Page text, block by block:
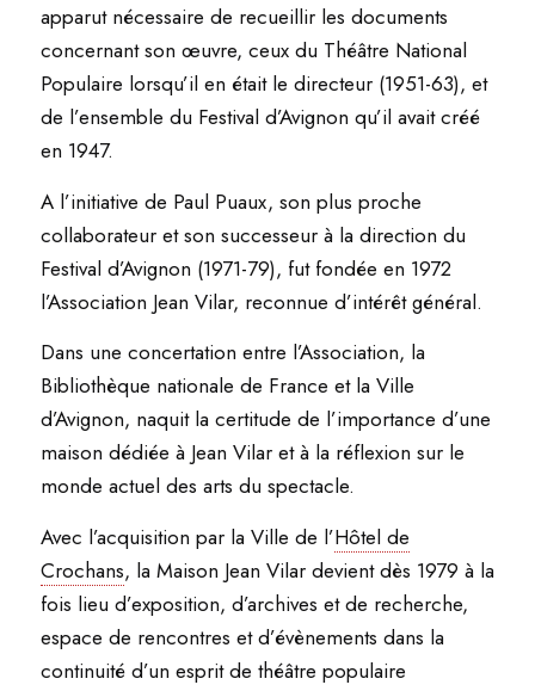
apparut nécessaire de recueillir les documents
concernant son œuvre, ceux du Théâtre National
Populaire lorsqu’il en était le directeur (1951-63), et
de l’ensemble du Festival d’Avignon qu’il avait créé
en 1947.
A l’initiative de Paul Puaux, son plus proche
collaborateur et son successeur à la direction du
Festival d’Avignon (1971-79), fut fondée en 1972
l’Association Jean Vilar, reconnue d’intérêt général.
Dans une concertation entre l’Association, la
Bibliothèque nationale de France et la Ville
d’Avignon, naquit la certitude de l’importance d’une
maison dédiée à Jean Vilar et à la réflexion sur le
monde actuel des arts du spectacle.
Avec l’acquisition par la Ville de l’Hôtel de
Crochans, la Maison Jean Vilar devient dès 1979 à la
fois lieu d’exposition, d’archives et de recherche,
espace de rencontres et d’évènements dans la
continuité d’un esprit de théâtre populaire